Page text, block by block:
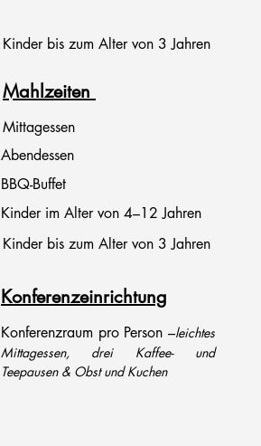
Kinder bis zum Alter von 3 Jahren
Mahlzeiten
Mittagessen
Abendessen
BBQ-Buffet
Kinder im Alter von 4–12 Jahren
Kinder bis zum Alter von 3 Jahren
Konferenzeinrichtung
Konferenzraum pro Person –leichtes
Mittagessen, drei Kaffee- und
Teepausen & Obst und Kuchen